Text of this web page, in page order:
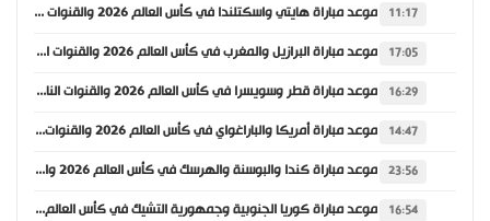
11:17 موعد مباراة هايتي واسكتلندا في كأس العالم 2026 والقنوات الناقلة
17:05 موعد مباراة البرازيل والمغرب في كأس العالم 2026 والقنوات الناقلة
16:29 موعد مباراة قطر وسويسرا في كأس العالم 2026 والقنوات الناقلة
14:47 موعد مباراة أمريكا والباراغواي في كأس العالم 2026 والقنوات الناقلة
23:56 موعد مباراة كندا والبوسنة والهرسك في كأس العالم 2026 والقنوات الناقلة
16:54 موعد مباراة كوريا الجنوبية وجمهورية التشيك في كأس العالم 2026 والقنوات الناقلة